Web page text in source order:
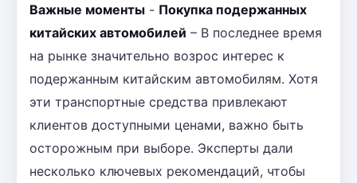
Важные моменты - Покупка подержанных
китайских автомобилей – В последнее время
на рынке значительно возрос интерес к
подержанным китайским автомобилям. Хотя
эти транспортные средства привлекают
клиентов доступными ценами, важно быть
осторожным при выборе. Эксперты дали
несколько ключевых рекомендаций, чтобы